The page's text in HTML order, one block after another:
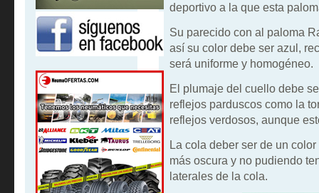
deportivo a la que esta
Su parecido con al paloma
así su color debe ser azul,
será uniforme y homogéneo.
El plumaje del cuello debe
reflejos parduscos como la
reflejos verdosos, aunque
La cola deber ser de un
más oscura y no pudiendo
laterales de la cola.